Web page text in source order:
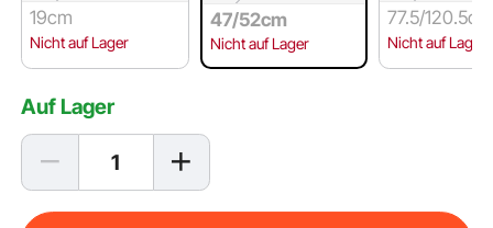
19cm
Nicht auf Lager
47/52cm
Nicht auf Lager
77.5/120.5cm
Nicht auf Lager
Auf Lager